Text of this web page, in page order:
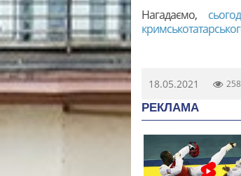
Нагадаємо,
18.05.2021
РЕКЛАМА